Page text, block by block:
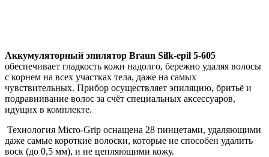
Аккумуляторный эпилятор Braun Silk-epil 5-605
обеспечивает гладкость кожи надолго, бережно удаляя волосы
с корнем на всех участках тела, даже на самых
чувствительных. Прибор осуществляет эпиляцию, бритьё и
подравнивание волос за счёт специальных аксессуаров,
идущих в комплекте.
Технология Micro-Grip оснащена 28 пинцетами, удаляющими
даже самые короткие волоски, которые не способен удалить
воск (до 0,5 мм), и не цепляющими кожу.